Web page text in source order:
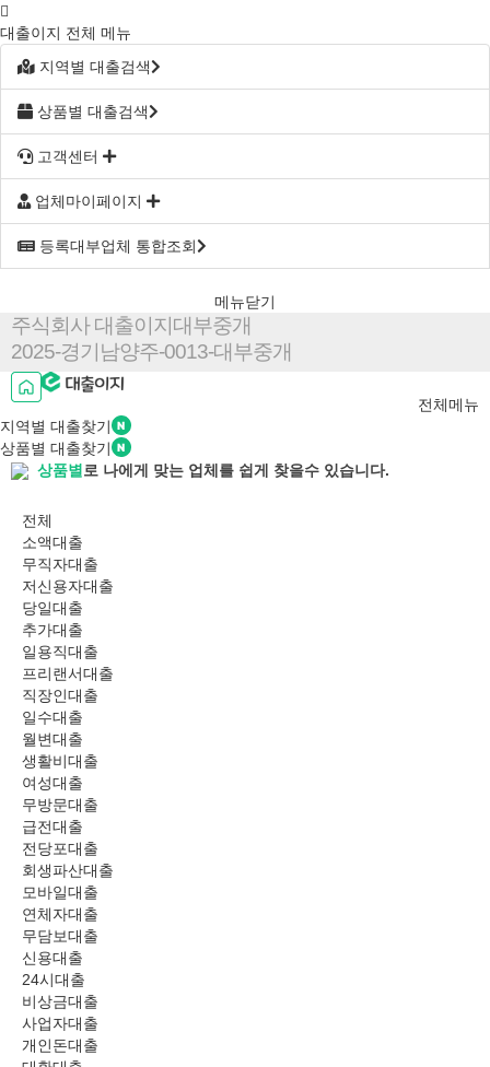
대출이지 전체 메뉴
지역별 대출검색
상품별 대출검색
고객센터
업체마이페이지
등록대부업체 통합조회
메뉴닫기
주식회사 대출이지대부중개
2025-경기남양주-0013-대부중개
전체메뉴
지역별 대출찾기
상품별 대출찾기
상품별 로 나에게 맞는 업체를 쉽게 찾을수 있습니다.
전체
소액대출
무직자대출
저신용자대출
당일대출
추가대출
일용직대출
프리랜서대출
직장인대출
일수대출
월변대출
생활비대출
여성대출
무방문대출
급전대출
전당포대출
회생파산대출
모바일대출
연체자대출
무담보대출
신용대출
24시대출
비상금대출
사업자대출
개인돈대출